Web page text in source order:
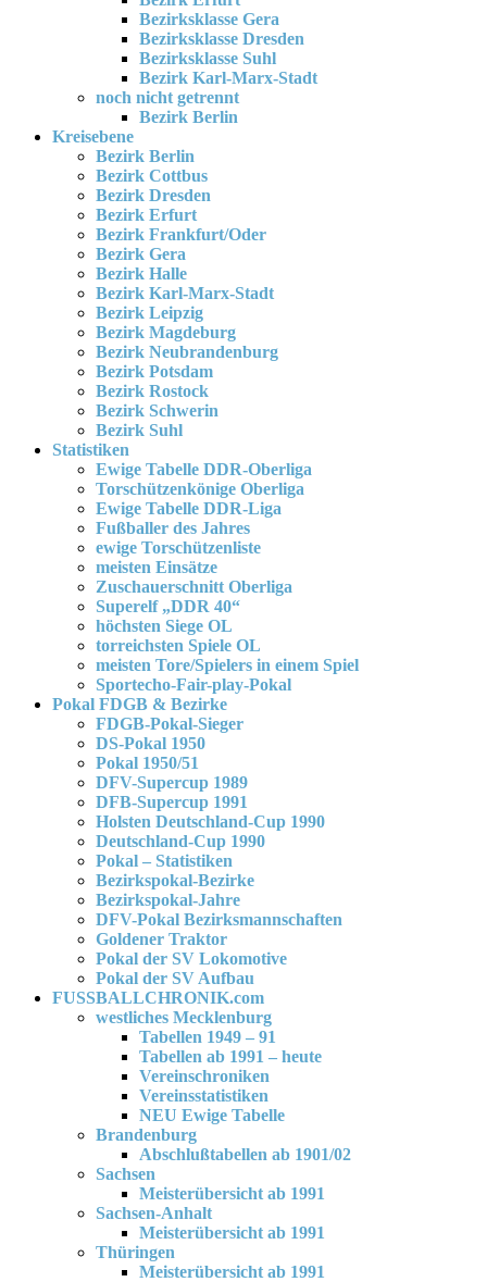
Bezirksklasse Gera
Bezirksklasse Dresden
Bezirksklasse Suhl
Bezirk Karl-Marx-Stadt
noch nicht getrennt
Bezirk Berlin
Kreisebene
Bezirk Berlin
Bezirk Cottbus
Bezirk Dresden
Bezirk Erfurt
Bezirk Frankfurt/Oder
Bezirk Gera
Bezirk Halle
Bezirk Karl-Marx-Stadt
Bezirk Leipzig
Bezirk Magdeburg
Bezirk Neubrandenburg
Bezirk Potsdam
Bezirk Rostock
Bezirk Schwerin
Bezirk Suhl
Statistiken
Ewige Tabelle DDR-Oberliga
Torschützenkönige Oberliga
Ewige Tabelle DDR-Liga
Fußballer des Jahres
ewige Torschützenliste
meisten Einsätze
Zuschauerschnitt Oberliga
Superelf „DDR 40“
höchsten Siege OL
torreichsten Spiele OL
meisten Tore/Spielers in einem Spiel
Sportecho-Fair-play-Pokal
Pokal FDGB & Bezirke
FDGB-Pokal-Sieger
DS-Pokal 1950
Pokal 1950/51
DFV-Supercup 1989
DFB-Supercup 1991
Holsten Deutschland-Cup 1990
Deutschland-Cup 1990
Pokal – Statistiken
Bezirkspokal-Bezirke
Bezirkspokal-Jahre
DFV-Pokal Bezirksmannschaften
Goldener Traktor
Pokal der SV Lokomotive
Pokal der SV Aufbau
FUSSBALLCHRONIK.com
westliches Mecklenburg
Tabellen 1949 – 91
Tabellen ab 1991 – heute
Vereinschroniken
Vereinsstatistiken
NEU Ewige Tabelle
Brandenburg
Abschlußtabellen ab 1901/02
Sachsen
Meisterübersicht ab 1991
Sachsen-Anhalt
Meisterübersicht ab 1991
Thüringen
Meisterübersicht ab 1991